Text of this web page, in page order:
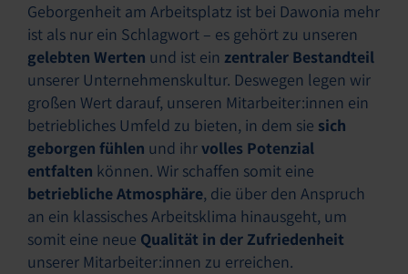
Geborgenheit am Arbeitsplatz ist bei Dawonia mehr
ist als nur ein Schlagwort – es gehört zu unseren
gelebten Werten und ist ein zentraler Bestandteil
unserer Unternehmenskultur. Deswegen legen wir
großen Wert darauf, unseren Mitarbeiter:innen ein
betriebliches Umfeld zu bieten, in dem sie sich
geborgen fühlen und ihrvolles Potenzial
entfalten können. Wir schaffen somit eine
betriebliche Atmosphäre, die über den Anspruch
an ein klassisches Arbeitsklima hinausgeht, um
somit eine neue Qualität in der Zufriedenheit
unserer Mitarbeiter:innen zu erreichen.